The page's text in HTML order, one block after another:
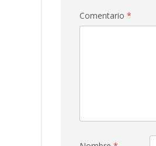
Comentario *